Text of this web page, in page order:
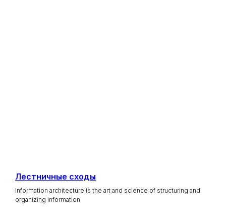
Лестничные сходы
Information architecture is the art and science of structuring and
organizing information